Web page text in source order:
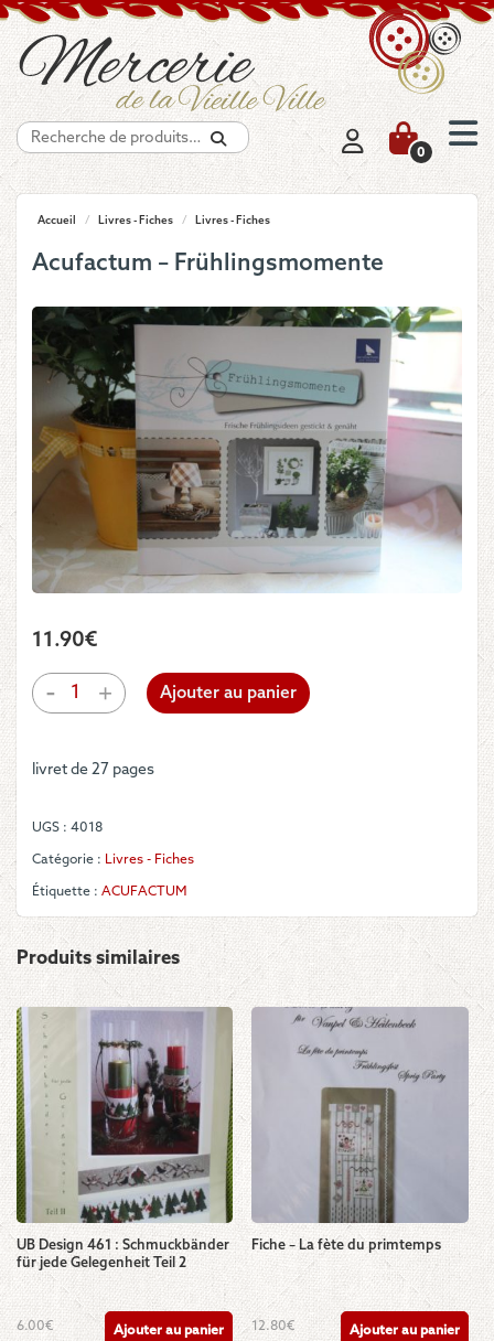
Recherche
0
Accueil / Livres - Fiches / Livres - Fiches
Acufactum – Frühlingsmomente
11.90€
-
quantité
de
Frühlingsmomente
+ Ajouter au panier
livret de 27 pages
UGS : 4018
Catégorie : Livres - Fiches
Étiquette : ACUFACTUM
Produits similaires
UB Design 461 : Schmuckbänder
für jede Gelegenheit Teil 2
6.00€ Ajouter au panier
Fiche – La fète du primtemps
12.80€ Ajouter au panier